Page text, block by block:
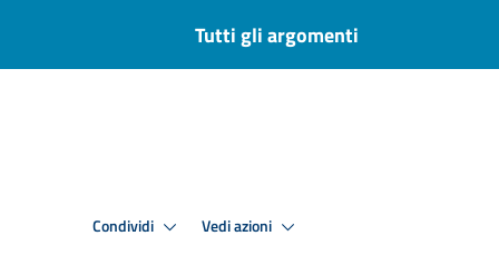
Tutti gli argomenti
Condividi Vedi azioni